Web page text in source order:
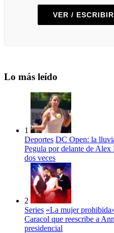
VER /
Lo más leído
1
Deportes DC Open: la
Pegula por delante de
dos veces
2
Series «La mujer
Caracol que reescribe a
presidencial